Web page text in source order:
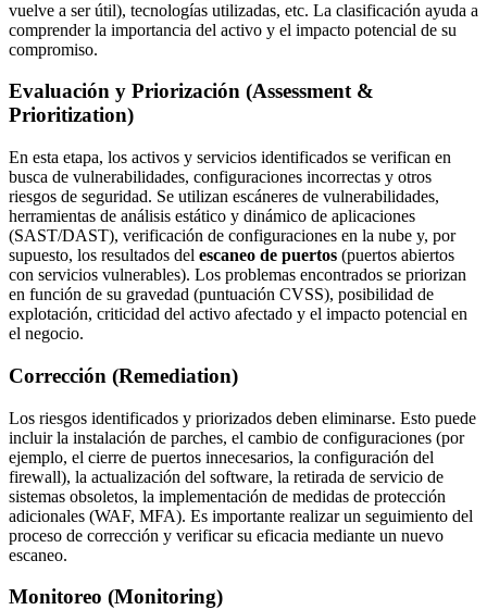
vuelve a ser útil), tecnologías utilizadas, etc. La clasificación ayuda a
comprender la importancia del activo y el impacto potencial de su
compromiso.
Evaluación y Priorización (Assessment &
Prioritization)
En esta etapa, los activos y servicios identificados se verifican en
busca de vulnerabilidades, configuraciones incorrectas y otros
riesgos de seguridad. Se utilizan escáneres de vulnerabilidades,
herramientas de análisis estático y dinámico de aplicaciones
(SAST/DAST), verificación de configuraciones en la nube y, por
supuesto, los resultados del escaneo de puertos (puertos abiertos
con servicios vulnerables). Los problemas encontrados se priorizan
en función de su gravedad (puntuación CVSS), posibilidad de
explotación, criticidad del activo afectado y el impacto potencial en
el negocio.
Corrección (Remediation)
Los riesgos identificados y priorizados deben eliminarse. Esto puede
incluir la instalación de parches, el cambio de configuraciones (por
ejemplo, el cierre de puertos innecesarios, la configuración del
firewall), la actualización del software, la retirada de servicio de
sistemas obsoletos, la implementación de medidas de protección
adicionales (WAF, MFA). Es importante realizar un seguimiento del
proceso de corrección y verificar su eficacia mediante un nuevo
escaneo.
Monitoreo (Monitoring)